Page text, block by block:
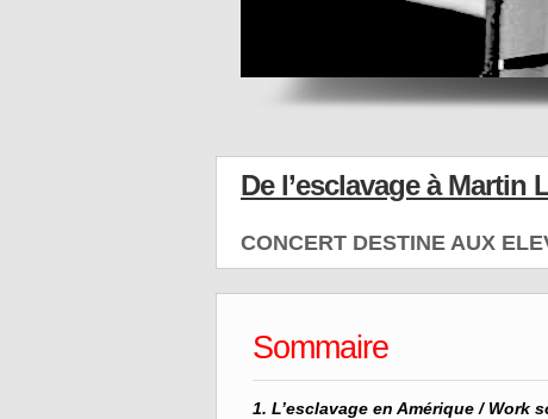
De l’esclavage à Martin
CONCERT DESTINE AUX
Sommaire
L’esclavage en Amérique / Work